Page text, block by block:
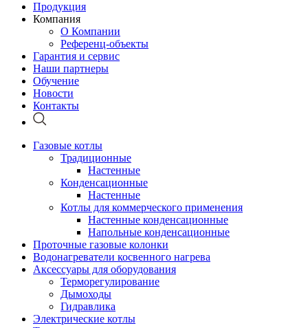
Продукция
Компания
О Компании
Референц-объекты
Гарантия и сервис
Наши партнеры
Обучение
Новости
Контакты
Газовые котлы
Традиционные
Настенные
Конденсационные
Настенные
Котлы для коммерческого применения
Настенные конденсационные
Напольные конденсационные
Проточные газовые колонки
Водонагреватели косвенного нагрева
Аксессуары для оборудования
Терморегулирование
Дымоходы
Гидравлика
Электрические котлы